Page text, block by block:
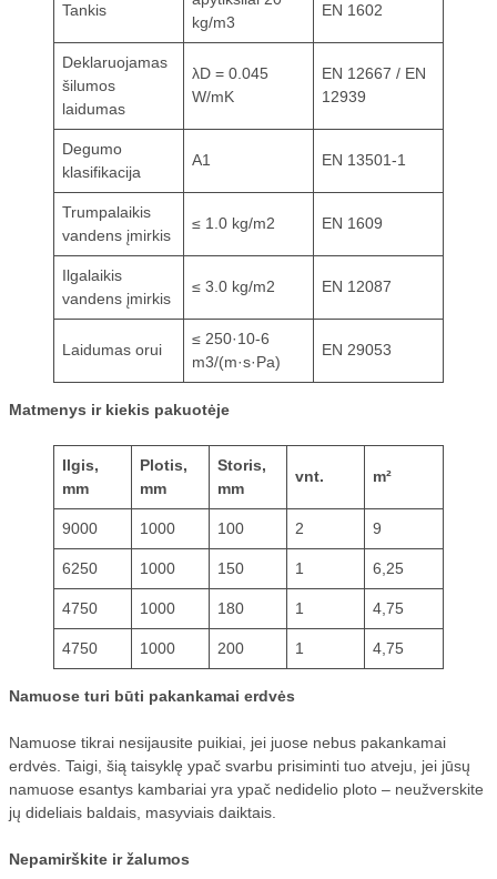
Tankis
kg/m3
EN 1602
Deklaruojamas
šilumos
laidumas
λD = 0.045
W/mK
EN 12667 / EN
12939
Degumo
klasifikacija
A1 EN 13501-1
Trumpalaikis
vandens įmirkis
≤ 1.0 kg/m2 EN 1609
Ilgalaikis
vandens įmirkis
≤ 3.0 kg/m2 EN 12087
Laidumas orui
≤ 250·10-6
m3/(m·s·Pa)
EN 29053
Matmenys ir kiekis pakuotėje
Ilgis,
mm
Plotis,
mm
Storis,
mm
vnt. m²
9000 1000 100 2 9
6250 1000 150 1 6,25
4750 1000 180 1 4,75
4750 1000 200 1 4,75
Namuose turi būti pakankamai erdvės
Namuose tikrai nesijausite puikiai, jei juose nebus pakankamai
erdvės. Taigi, šią taisyklę ypač svarbu prisiminti tuo atveju, jei jūsų
namuose esantys kambariai yra ypač nedidelio ploto – neužverskite
jų dideliais baldais, masyviais daiktais.
Nepamirškite ir žalumos